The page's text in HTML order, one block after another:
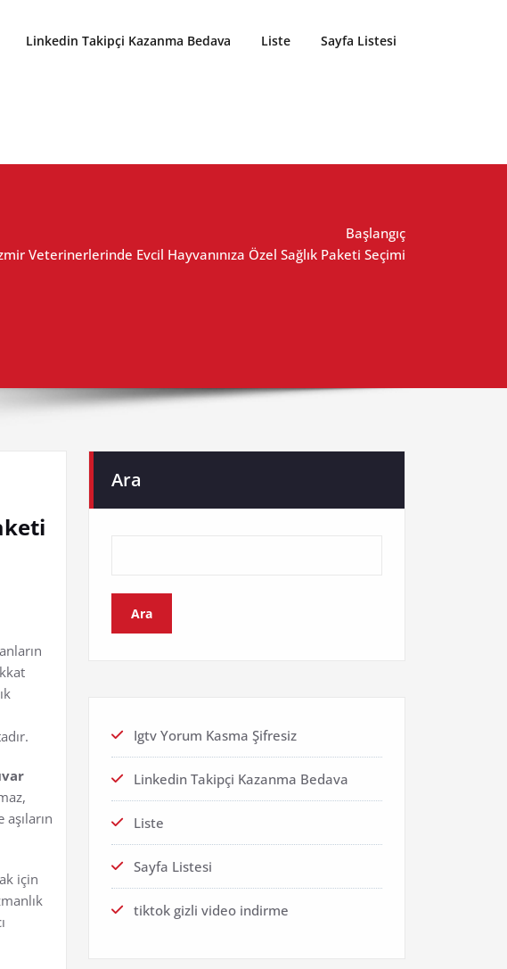
Linkedin Takipçi Kazanma Bedava Liste Sayfa Listesi
Başlangıç
Veterinerlerinde Evcil Hayvanınıza Özel Sağlık Paketi Seçimi
için
Ara
Ara
Igtv Yorum Kasma Şifresiz
Linkedin Takipçi Kazanma Bedava
Liste
Sayfa Listesi
tiktok gizli video indirme